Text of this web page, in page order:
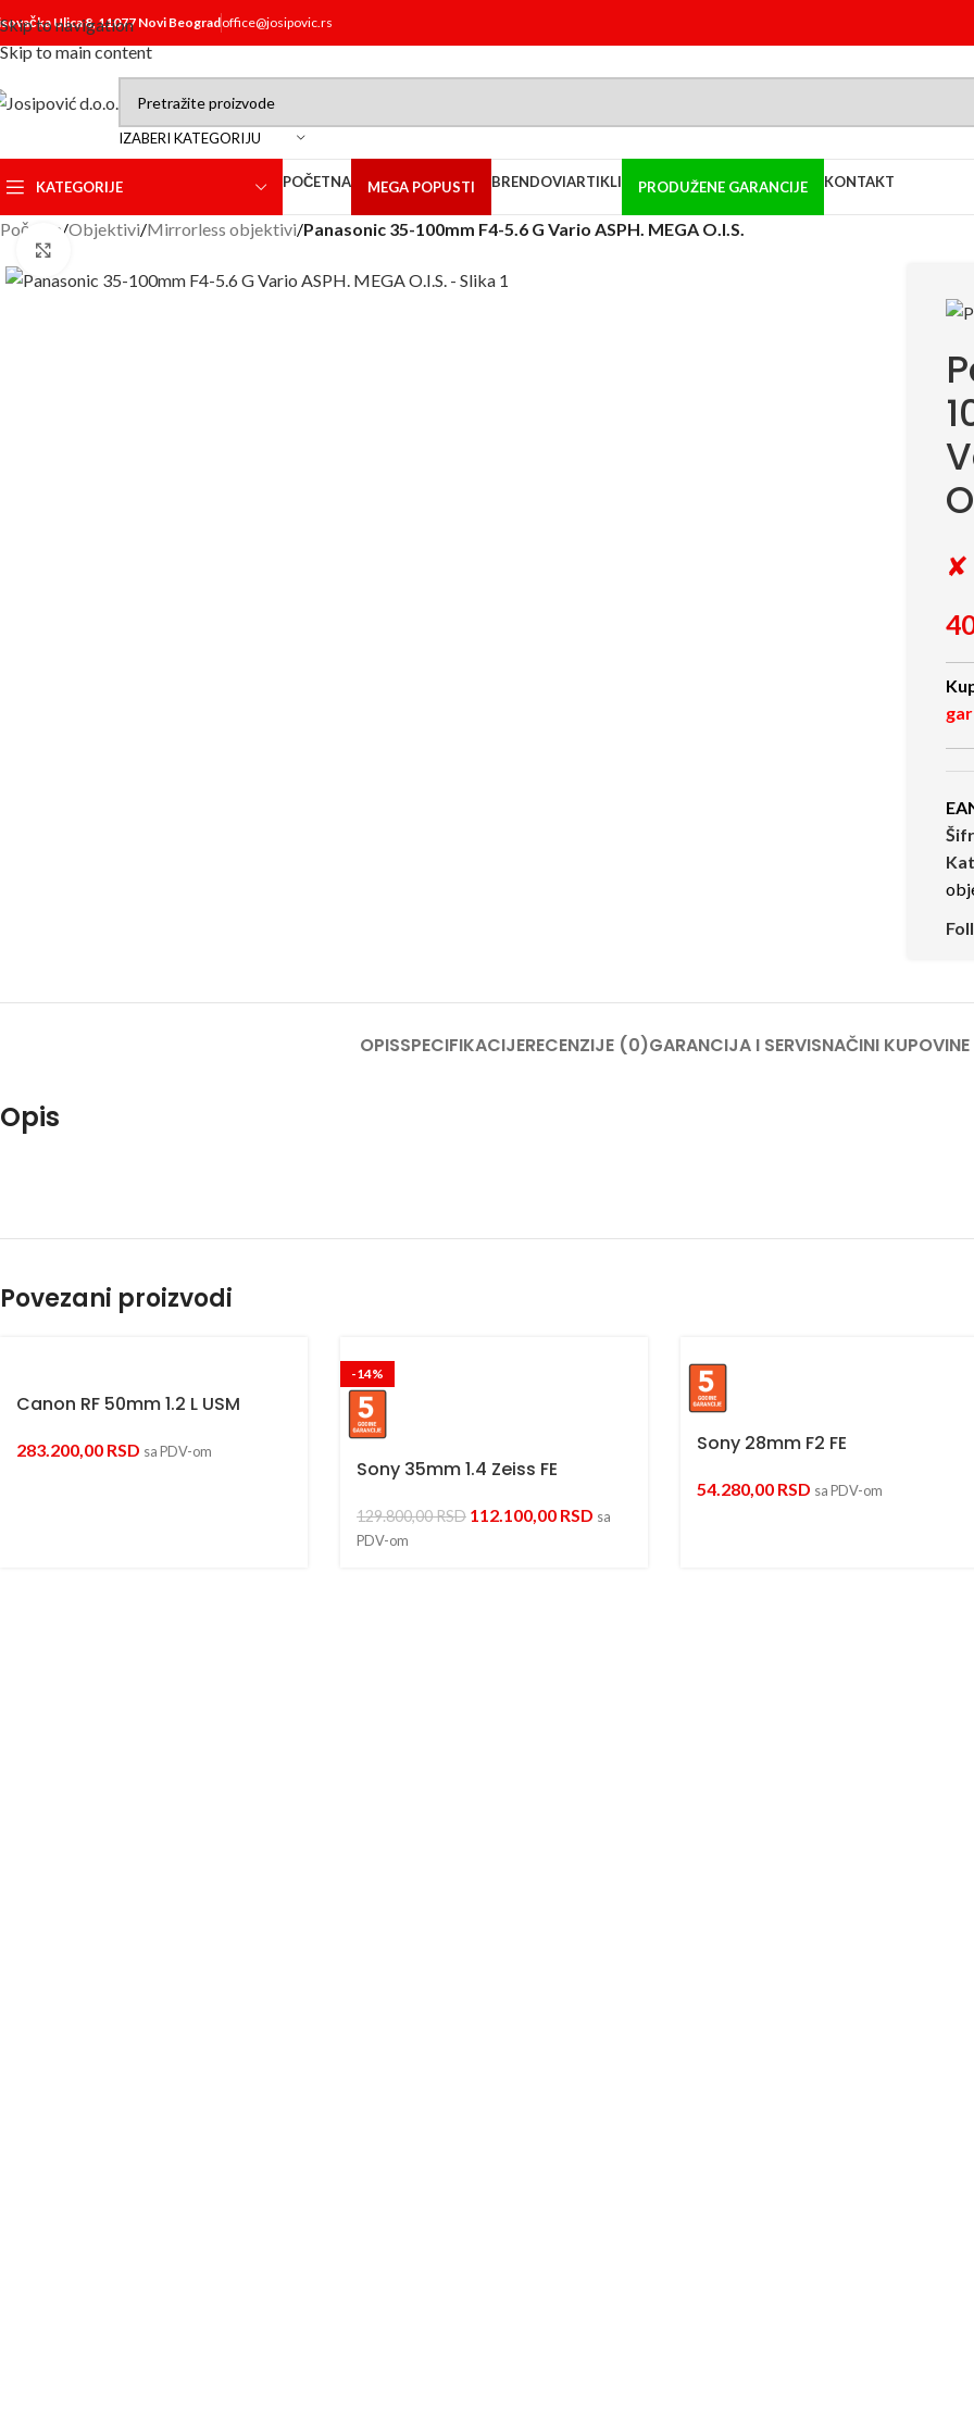
Skip to navigation
Skip to main content
Ulica 8, 11077 Novi Beogradoffice@josipovic.rs
IZABERI KATEGORIJU
KATEGORIJE POČETNA MEGA POPUSTI BRENDOVIARTIKLI PRODUŽENE GARANCIJE KONTAKT
Početna/Objektivi/Mirrorless objektivi/Panasonic 35-100mm F4-5.6 G Vario ASPH. MEGA O.I.S.
✘
OPISSPECIFIKACIJERECENZIJE (0)GARANCIJA I SERVISNAČINI KUPOVINE
Opis
Povezani proizvodi
Canon RF 50mm 1.2 L USM
283.200,00 RSD sa PDV-om
-14%
Sony 35mm 1.4 Zeiss FE
129.800,00RSD 112.100,00 RSD sa
PDV-om
Sony 28mm F2 FE
54.280,00 RSD sa PDV-om